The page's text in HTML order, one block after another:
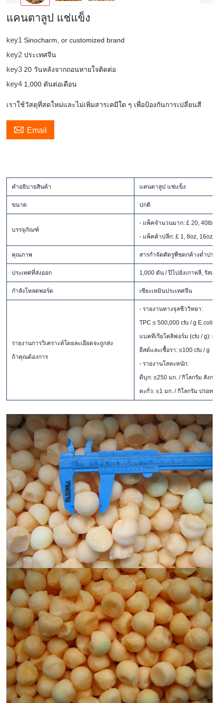
แคนตาลูป แช่แข็ง
key1Sinocharm, or customized brand
key2ประเทศจีน
key3 20 วันหลังจากถอนหายใจติดต่อ
key4 1,000 ตันต่อเดือน
เราใช้วัสดุที่สดใหม่และไม่เพิ่มสารเคมีใด ๆ เพื่อป้องกันการเปลี่ยนสี
 Email
คำอธิบายสินค้า แคนตาลูป แช่แข็ง
ขนาด ปกติ
บรรจุภัณฑ์
- แพ็คจำนวนมาก: £ 20, 40lb,
- แพ็คค้าปลีก: £ 1, 8oz, 16oz,
คุณภาพ สารกำจัดศัตรูพืชตกค้างต่ำปร
ประเทศที่ส่งออก 1,000 ตัน / ปีไปยังเกาหลี, รัสเ
กำลังโหลดพอร์ต เซียะเหมินประเทศจีน
รายงานการวิเคราะห์โดยละเอียดจะถูกส่ง
ถ้าคุณต้องการ
- รายงานทางจุลชีววิทยา:
TPC ≤ 500,000 cfu / g E.coli
แบคทีเรียโคลิฟอร์ม (cfu / g):
ยีสต์และเชื้อรา: ≤100 cfu / g
- รายงานโลหะหนัก:
ดีบุก: ≤250 มก. / กิโลกรัม สังกะ
ตะกั่ว: ≤1 มก. / กิโลกรัม ปรอท: